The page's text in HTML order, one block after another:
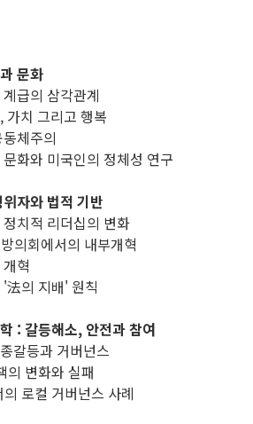
문화
급의 삼각관계
가치 그리고 행복
체주의
화와 미국인의 정체성 연구
자와 법적 기반
치적 리더십의 변화
의회에서의 내부개혁
혁
法의 지배' 원칙
: 갈등해소, 안전과 참여
갈등과 거버넌스
의 변화와 실패
로컬 거버넌스 사례